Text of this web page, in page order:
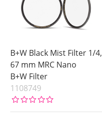
B+W Black Mist Filter 1/4,
67 mm MRC Nano
B+W Filter
1108749